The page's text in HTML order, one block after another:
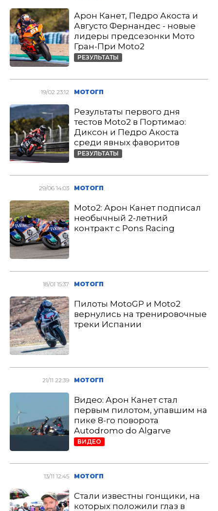
Арон Канет, Педро Акоста и
Августо Фернандес - новые
лидеры предсезонки Мото
Гран-При Moto2
РЕЗУЛЬТАТЫ
19/02 23:12 МОТОГП
Результаты первого дня
тестов Moto2 в Портимао:
Диксон и Педро Акоста
среди явных фаворитов
РЕЗУЛЬТАТЫ
29/06 14:03 МОТОГП
Moto2: Арон Канет подписал
необычный 2-летний
контракт с Pons Racing
18/01 15:37 МОТОГП
Пилоты MotoGP и Moto2
вернулись на тренировочные
треки Испании
21/11 22:39 МОТОГП
Видео: Арон Канет стал
первым пилотом, упавшим на
пике 8-го поворота
Autodromo do Algarve
ВИДЕО
13/11 12:45 МОТОГП
Стали известны гонщики, на
которых положили глаз в